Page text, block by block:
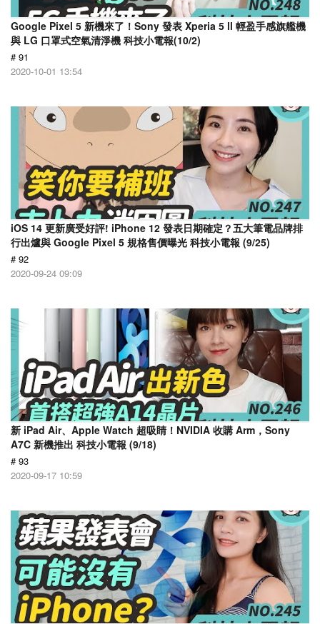
Google Pixel 5 新機來了！Sony 發表 Xperia 5 ll 輕盈手感旗艦機
與 LG 口罩式空氣清淨機 科技小電報(10/2)
# 91
2020-10-01 13:54
iOS 14 更新廣受好評! iPhone 12 發表日期確定？五大筆電品牌排
行出爐與 Google Pixel 5 規格售價曝光 科技小電報 (9/25)
# 92
2020-09-24 09:09
新 iPad Air、Apple Watch 超吸睛！NVIDIA 收購 Arm，Sony
A7C 新機推出 科技小電報 (9/18)
# 93
2020-09-17 10:59